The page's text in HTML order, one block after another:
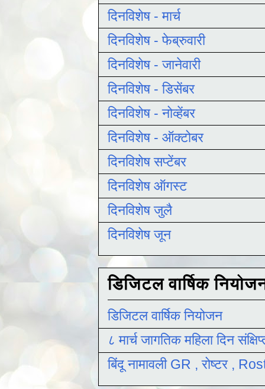
दिनविशेष - मार्च
दिनविशेष - फेब्रुवारी
दिनविशेष - जानेवारी
दिनविशेष - डिसेंबर
दिनविशेष - नोव्हेंबर
दिनविशेष - ऑक्टोबर
दिनविशेष सप्टेंबर
दिनविशेष ऑगस्ट
दिनविशेष जुलै
दिनविशेष जून
डिजिटल वार्षिक
डिजिटल वार्षिक नियोजन
८ मार्च जागतिक महिला दिन
बिंदू नामावली GR , रोष्टर ,